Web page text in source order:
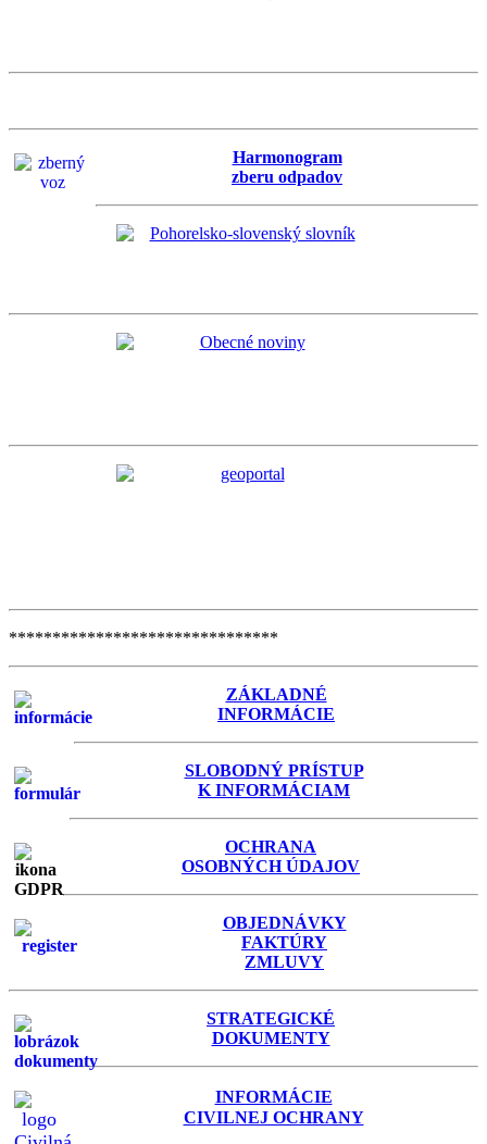
Harmonogram
zberu odpadov
*******************************
ZÁKLADNÉ
INFORMÁCIE
SLOBODNÝ PRÍSTUP
K INFORMÁCIAM
OCHRANA
OSOBNÝCH ÚDAJOV
OBJEDNÁVKY
FAKTÚRY
ZMLUVY
STRATEGICKÉ
DOKUMENTY
INFORMÁCIE
CIVILNEJ OCHRANY